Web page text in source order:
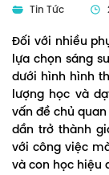
Tin Tức
Đối với nhiều
lựa chọn sáng
dưới hình hình
lượng học và
vấn đề chủ
dần trở thành
với công việc
và con học hiệu